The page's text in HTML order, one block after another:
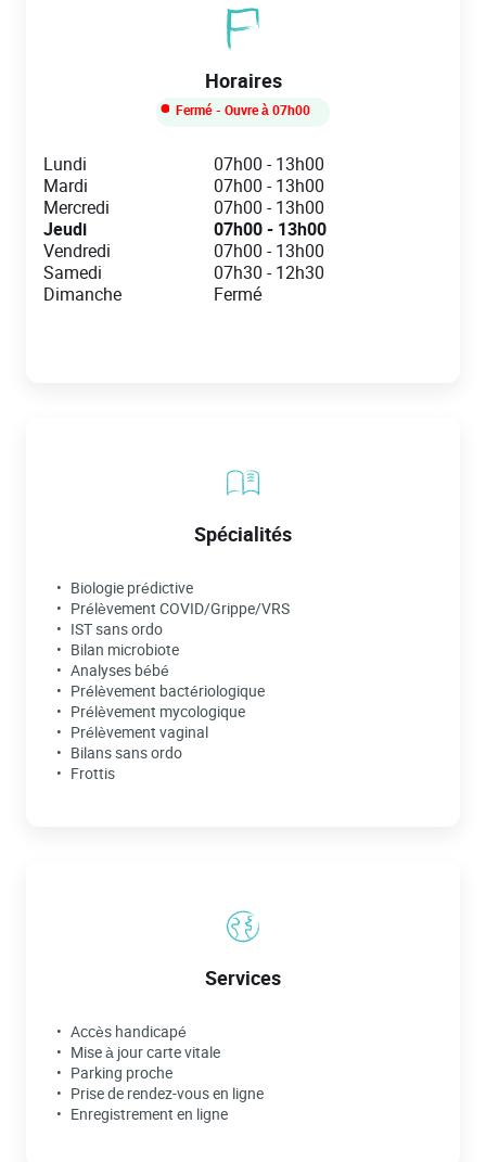
Horaires
Fermé- Ouvre à 07h00
Day of the Week
Lundi 07h00 -13h00
Mardi
07h00 -13h00
Mercredi
07h00 -13h00
Jeudi
07h00- 13h00
Vendredi
07h00 -13h00
Samedi
07h30 -12h30
Dimanche
Fermé
Spécialités
Biologie prédictive
Prélèvement COVID/Grippe/VRS
IST sans ordo
Bilan microbiote
Analyses bébé
Prélèvement bactériologique
Prélèvement mycologique
Prélèvement vaginal
Bilans sans ordo
Frottis
Services
Accès handicapé
Mise à jour carte vitale
Parking proche
Prise de rendez-vous en ligne
Enregistrement en ligne